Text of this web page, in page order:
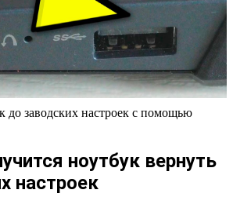
до заводских настроек с помощью
ноутбук вернуть
настроек